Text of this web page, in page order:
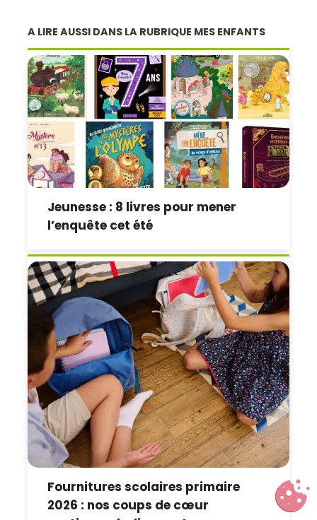
A LIRE AUSSI DANS LA RUBRIQUE MES ENFANTS
Jeunesse : 8 livres pour mener
l’enquête cet été
Fournitures scolaires primaire
2026 : nos coups de cœur